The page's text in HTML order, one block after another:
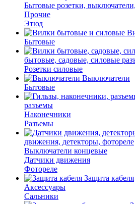
Бытовые розетки,
Прочие
Этюд
Бытовые
бытовые, садовые, силовые
Розетки силовые
Выключатели
Бытовые
разъемы
Наконечники
Разъемы
движения, детекторы, фотореле
Выключатели концевые
Датчики движения
Фотореле
Защита кабеля
Аксессуары
Сальники